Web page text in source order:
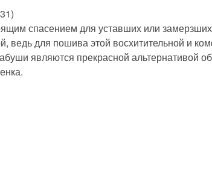
спасением для уставших или
ведь для пошива этой восхитительной и
являются прекрасной альтернативой